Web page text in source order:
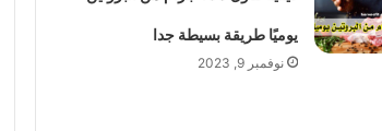
يوميًا طريقة بسيطة جدا
نوفمبر 9, 2023